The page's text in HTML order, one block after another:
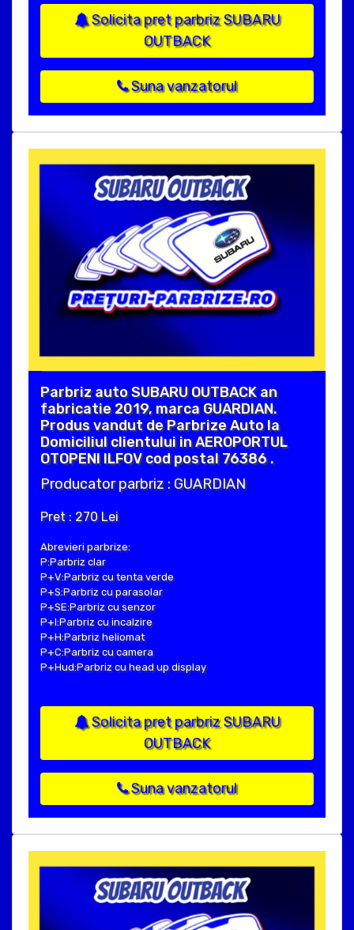
Solicita pret parbriz SUBARU
OUTBACK
Suna vanzatorul
Parbriz auto SUBARU OUTBACK an
fabricatie 2019, marca GUARDIAN.
Produs vandut de Parbrize Auto la
Domiciliul clientului in AEROPORTUL
OTOPENI ILFOV cod postal 76386 .
Producator parbriz : GUARDIAN
Pret : 270 Lei
Abrevieri parbrize:
P:Parbriz clar
P+V:Parbriz cu tenta verde
P+S:Parbriz cu parasolar
P+SE:Parbriz cu senzor
P+I:Parbriz cu incalzire
P+H:Parbriz heliomat
P+C:Parbriz cu camera
P+Hud:Parbriz cu head up display
Solicita pret parbriz SUBARU
OUTBACK
Suna vanzatorul